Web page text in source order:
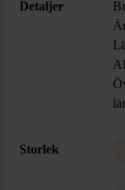
Detaljer
Storlek